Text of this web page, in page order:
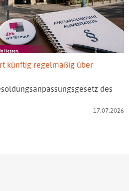
künftig regelmäßig über
des
17.07.2026